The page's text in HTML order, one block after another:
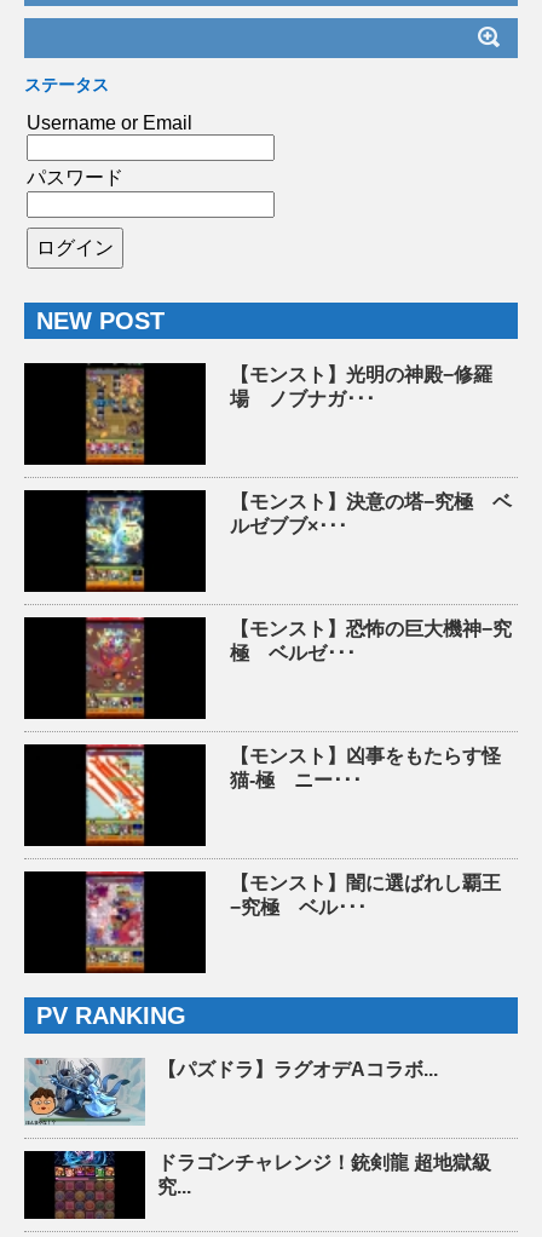
ステータス
Username or Email
パスワード
NEW POST
【モンスト】光明の神殿−修羅
場 ノブナガ･･･
【モンスト】決意の塔−究極 ベ
ルゼブブ×･･･
【モンスト】恐怖の巨大機神−究
極 ベルゼ･･･
【モンスト】凶事をもたらす怪
猫-極 ニー･･･
【モンスト】闇に選ばれし覇王
−究極 ベル･･･
PV RANKING
【パズドラ】ラグオデAコラボ...
ドラゴンチャレンジ！銃剣龍 超地獄級
究...